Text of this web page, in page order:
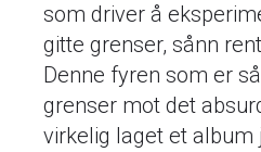
som driver å
gitte grenser, sånn
Denne fyren som er
grenser mot det
virkelig laget et album